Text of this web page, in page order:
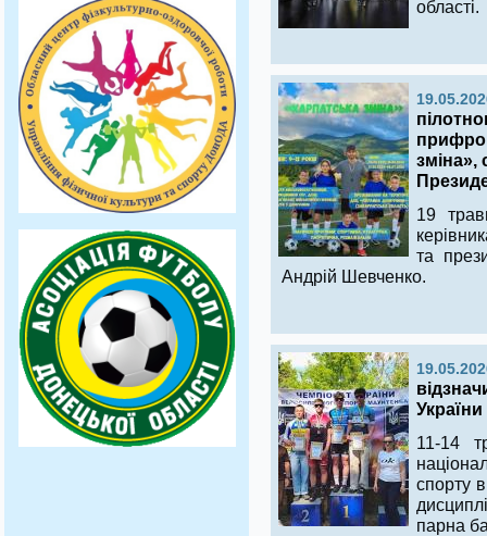
області.
зміна»,
19
та
Андрій Шевченко.
11-14
спорту
парна